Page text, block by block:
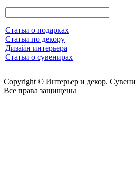
Статьи о подарках
Статьи по декору
Дизайн интерьера
Статьи о сувенирах
Copyright © Интерьер и декор.
Все права защищены